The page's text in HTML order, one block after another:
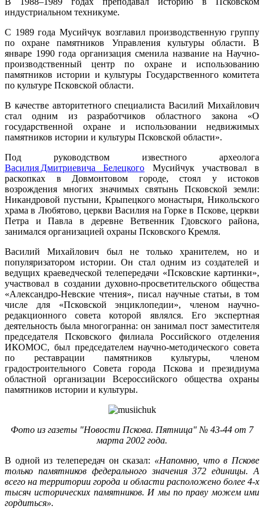
индустриальном техникуме.
С 1989 года Мусийчук возглавил производственную группу
по охране памятников Управления культуры области. В
январе 1990 года организация сменила название на Научно-
производственный центр по охране и использованию
памятников истории и культуры Государственного комитета
по культуре Псковской области.
В качестве авторитетного специалиста Василий Михайлович
стал одним из разработчиков областного закона «О
государственной охране и использовании недвижимых
памятников истории и культуры Псковской области».
Под руководством известного археолога
Василия Дмитриевича Белецкого Мусийчук участвовал в
раскопках в Довмонтовом городе, стоял у истоков
возрождения многих значимых святынь Псковской земли:
Никандровой пустыни, Крыпецкого монастыря, Никольского
храма в Любятово, церкви Василия на Горке в Пскове, церкви
Петра и Павла в деревне Ветвенник Гдовского района,
занимался организацией охраны Псковского Кремля.
Василий Михайлович был не только хранителем, но и
популяризатором истории. Он стал одним из создателей и
ведущих краеведческой телепередачи «Псковские картинки»,
участвовал в создании духовно-просветительского общества
«Александро-Невские чтения», писал научные статьи, в том
числе для «Псковской энциклопедии», членом научно-
редакционного совета которой являлся. Его экспертная
деятельность была многогранна: он занимал пост заместителя
председателя Псковского филиала Российского отделения
ИКОМОС, был председателем научно-методического совета
по реставрации памятников культуры, членом
градостроительного Совета города Пскова и президиума
областной организации Всероссийского общества охраны
памятников истории и культуры.
Фото из газеты "Новости Пскова. Пятница" № 43-44 от 7
марта 2002 года.
В одной из телепередач он сказал: «Напомню, что в Пскове
только памятников федерального значения 372 единицы. А
всего на территории города и области расположено более 4-х
тысяч исторических памятников. И мы по праву можем ими
гордиться».